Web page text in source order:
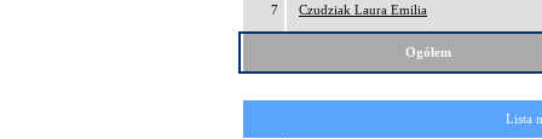
7 Czudziak Laura Emilia
Ogółem
Lista